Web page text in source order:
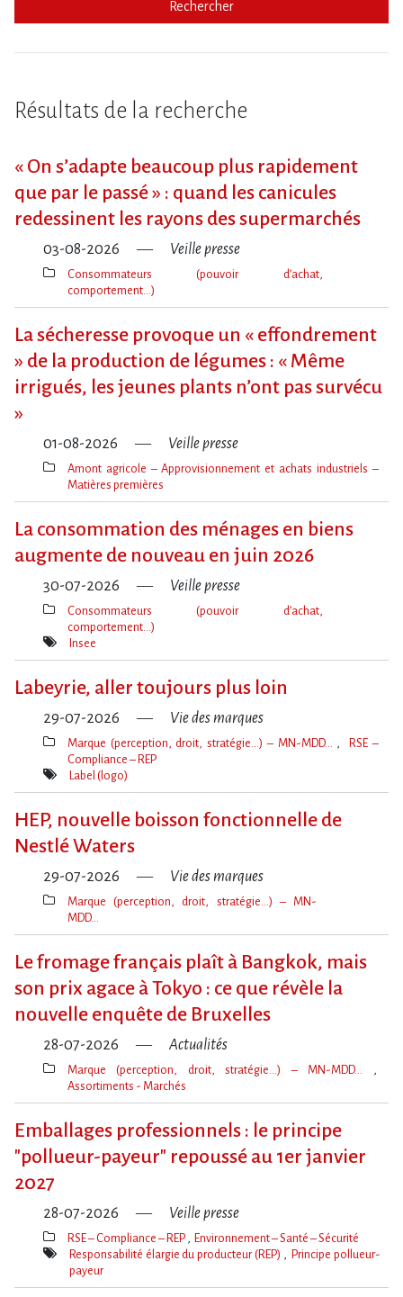
Rechercher
Résultats de la recherche
« On s​‌’adapte beaucoup plus rapidement
que par le passé » : quand les canicules
redessinent les rayons des supermarchés
03-08-2026 Veille presse
Thèmes(s)
Consommateurs (pouvoir d’achat,
comportement…)
La sécheresse provoque un « effondrement
» de la production de légumes : « Même
irrigués, les jeunes plants n’ont pas survécu
»
01-08-2026 Veille presse
Thèmes(s)
Amont agricole – Approvisionnement et achats industriels –
Matières premières
La consommation des ménages en biens
augmente de nouveau en juin 2026
30-07-2026 Veille presse
Thèmes(s)
Consommateurs (pouvoir d’achat,
comportement…)
Mot(s)-
Insee
Labeyrie, aller toujours plus loin
29-07-2026 Vie des marques
Thèmes(s)
Marque (perception, droit, stratégie…) – MN-MDD…
RSE –
Compliance – REP
Mot(s)-
Label (logo)
HEP, nouvelle boisson fonctionnelle de
Nestlé Waters
29-07-2026 Vie des marques
Thèmes(s)
Marque (perception, droit, stratégie…) – MN-
MDD…
Le fromage français plaît à Bangkok, mais
son prix agace à Tokyo : ce que révèle la
nouvelle enquête de Bruxelles
28-07-2026 Actualités
Thèmes(s)
Marque (perception, droit, stratégie…) – MN-MDD…
Assortiments - Marchés
Emballages professionnels : le principe
"pollueur-payeur" repoussé au 1er janvier
2027
28-07-2026 Veille presse
Thèmes(s)
RSE – Compliance – REP Environnement – Santé – Sécurité
Mot(s)-
Responsabilité élargie du producteur (REP)
Principe pollueur-
payeur